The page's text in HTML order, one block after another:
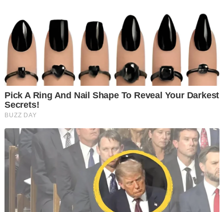
Sebelum pengesahan dibuat, beberapa keping gambar yang
memaparkan Jaslinda sedang berehat di sebuah rumah
komuniti di kawasan tersebut telah pun tular di media sosial,
sekali gus memberikan sinar harapan awal kepada semua
yang mendoakan keselamatannya.